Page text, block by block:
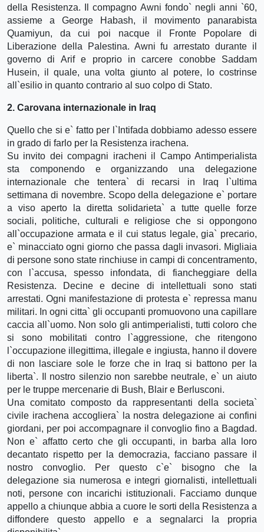
della Resistenza. Il compagno Awni fondo` negli anni `60,
assieme a George Habash, il movimento panarabista
Quamiyun, da cui poi nacque il Fronte Popolare di
Liberazione della Palestina. Awni fu arrestato durante il
governo di Arif e proprio in carcere conobbe Saddam
Husein, il quale, una volta giunto al potere, lo costrinse
all`esilio in quanto contrario al suo colpo di Stato.
2. Carovana internazionale in Iraq
Quello che si e` fatto per l`Intifada dobbiamo adesso essere
in grado di farlo per la Resistenza irachena.
Su invito dei compagni iracheni il Campo Antimperialista
sta componendo e organizzando una delegazione
internazionale che tentera` di recarsi in Iraq l`ultima
settimana di novembre. Scopo della delegazione e` portare
a viso aperto la diretta solidarieta` a tutte quelle forze
sociali, politiche, culturali e religiose che si oppongono
all`occupazione armata e il cui status legale, gia` precario,
e` minacciato ogni giorno che passa dagli invasori. Migliaia
di persone sono state rinchiuse in campi di concentramento,
con l`accusa, spesso infondata, di fiancheggiare della
Resistenza. Decine e decine di intellettuali sono stati
arrestati. Ogni manifestazione di protesta e` repressa manu
militari. In ogni citta` gli occupanti promuovono una capillare
caccia all`uomo. Non solo gli antimperialisti, tutti coloro che
si sono mobilitati contro l`aggressione, che ritengono
l`occupazione illegittima, illegale e ingiusta, hanno il dovere
di non lasciare sole le forze che in Iraq si battono per la
liberta`. Il nostro silenzio non sarebbe neutrale, e` un aiuto
per le truppe mercenarie di Bush, Blair e Berlusconi.
Una comitato composto da rappresentanti della societa`
civile irachena accogliera` la nostra delegazione ai confini
giordani, per poi accompagnare il convoglio fino a Bagdad.
Non e` affatto certo che gli occupanti, in barba alla loro
decantato rispetto per la democrazia, facciano passare il
nostro convoglio. Per questo c`e` bisogno che la
delegazione sia numerosa e integri giornalisti, intellettuali
noti, persone con incarichi istituzionali. Facciamo dunque
appello a chiunque abbia a cuore le sorti della Resistenza a
diffondere questo appello e a segnalarci la propria